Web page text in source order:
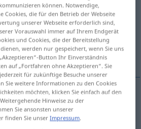
anklicken/antippen)
wszystkim
können. Notwendige,
Cookies, die für den Betrieb der Webseite
unserer Webseite erforderlich sind,
Vorauswahl immer auf Ihrem Endgerät
und Cookies, die der Bereitstellung
werden nur gespeichert, wenn Sie uns
Button Ihr Einverständnis
auf „Fortfahren ohne Akzeptieren“. Sie
für zukünftige Besuche unserer
Sie weitere Informationen zu den Cookies
möchten, klicken Sie einfach auf den
Hinweise zu der
Sie ansonsten unserer
finden Sie unserImpressum.